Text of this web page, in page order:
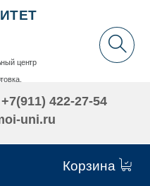
Корзина
центр
+7(911) 422-27-54
uni.ru